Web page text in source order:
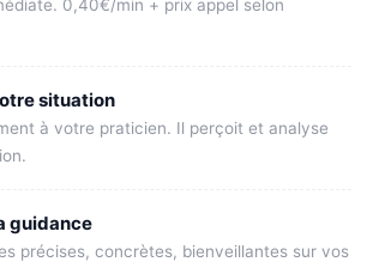
0,40€/min + prix appel selon
situation
à votre praticien. Il perçoit et analyse
guidance
précises, concrètes, bienveillantes sur vos